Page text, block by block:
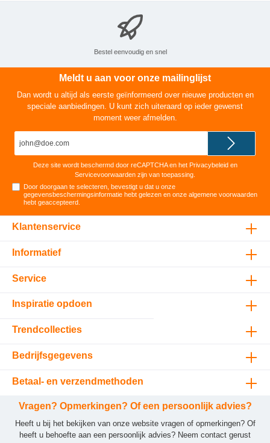
Bestel eenvoudig en snel
Meldt u aan voor onze mailinglijst
Dan wordt u altijd als eerste geïnformeerd over nieuwe producten en
speciale aanbiedingen. U kunt zich uiteraard op ieder gewenst
moment weer afmelden.
Deze site wordt beschermd door reCAPTCHA en het Privacybeleiden
Servicevoorwaarden zijn van toepassing.
Door doorgaan te selecteren, bevestigt u dat u onze
gegevensbeschermingsinformatie hebt gelezen en onzealgemene voorwaarden
hebt geaccepteerd
Klantenservice
Informatief
Service
Inspiratie opdoen
Trendcollecties
Bedrijfsgegevens
Betaal- en verzendmethoden
Vragen? Opmerkingen? Of een persoonlijk advies?
Heeft u bij het bekijken van onze website vragen of opmerkingen? Of
heeft u behoefte aan een persoonlijk advies? Neem contact gerust